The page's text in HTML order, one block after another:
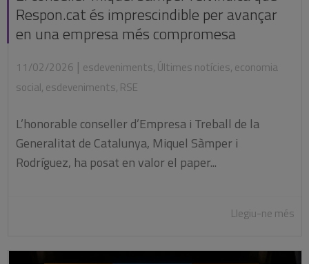
Respon.cat és imprescindible per avançar
en una empresa més compromesa
11/02/2026 | esdeveniments, Últimes notícies, economia
social, esdeveniments, RSE
L’honorable conseller d’Empresa i Treball de la
Generalitat de Catalunya, Miquel Sàmper i
Rodríguez, ha posat en valor el paper...
Llegiu-ne més